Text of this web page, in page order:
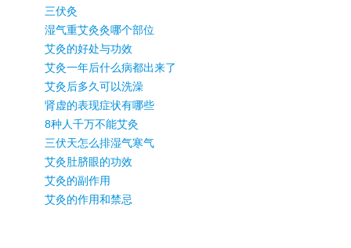
三伏灸
湿气重艾灸灸哪个部位
艾灸的好处与功效
艾灸一年后什么病都出来了
艾灸后多久可以洗澡
肾虚的表现症状有哪些
8种人千万不能艾灸
三伏天怎么排湿气寒气
艾灸肚脐眼的功效
艾灸的副作用
艾灸的作用和禁忌